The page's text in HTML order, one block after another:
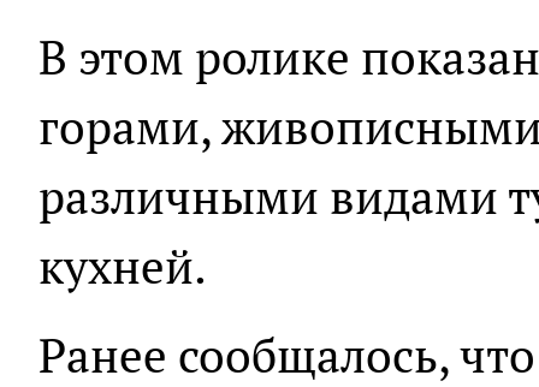
В этом ролике
горами,
различными видами
кухней.
Ранее сообщалось,